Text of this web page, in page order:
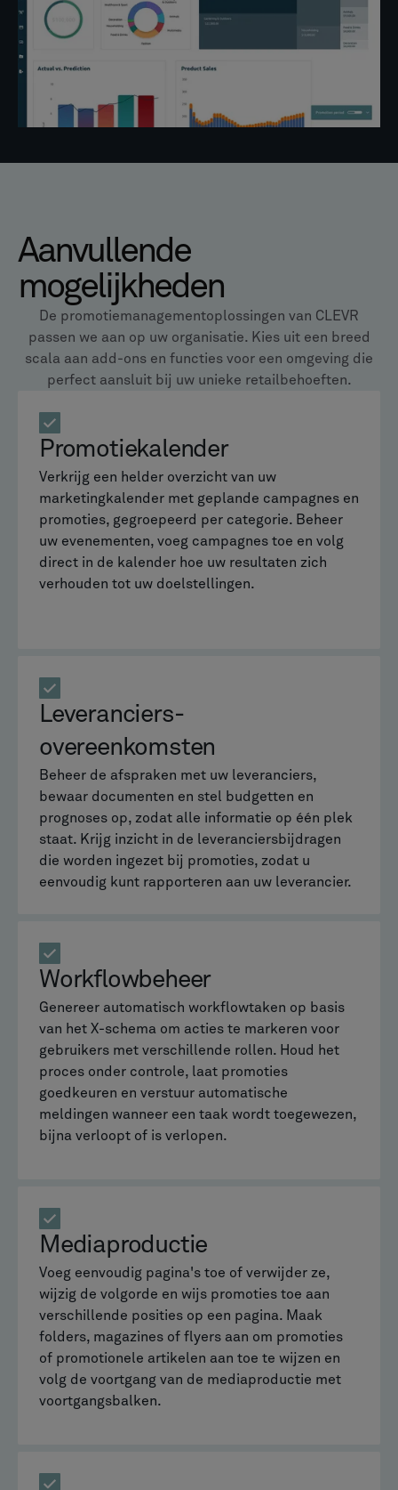
Aanvullende
mogelijkheden
De promotiemanagementoplossingen van CLEVR
passen we aan op uw organisatie. Kies uit een breed
scala aan add-ons en functies voor een omgeving die
perfect aansluit bij uw unieke retailbehoeften.
Promotiekalender
Verkrijg een helder overzicht van uw
marketingkalender met geplande campagnes en
promoties, gegroepeerd per categorie. Beheer
uw evenementen, voeg campagnes toe en volg
direct in de kalender hoe uw resultaten zich
verhouden tot uw doelstellingen.
Leveranciers-
overeenkomsten
Beheer de afspraken met uw leveranciers,
bewaar documenten en stel budgetten en
prognoses op, zodat alle informatie op één plek
staat. Krijg inzicht in de leveranciersbijdragen
die worden ingezet bij promoties, zodat u
eenvoudig kunt rapporteren aan uw leverancier.
Workflowbeheer
Genereer automatisch workflowtaken op basis
van het X-schema om acties te markeren voor
gebruikers met verschillende rollen. Houd het
proces onder controle, laat promoties
goedkeuren en verstuur automatische
meldingen wanneer een taak wordt toegewezen,
bijna verloopt of is verlopen.
Mediaproductie
Voeg eenvoudig pagina's toe of verwijder ze,
wijzig de volgorde en wijs promoties toe aan
verschillende posities op een pagina. Maak
folders, magazines of flyers aan om promoties
of promotionele artikelen aan toe te wijzen en
volg de voortgang van de mediaproductie met
voortgangsbalken.